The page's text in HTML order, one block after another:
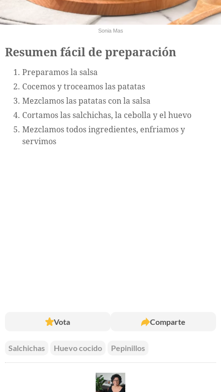
Sonia Mas
Resumen fácil de preparación
Preparamos la salsa
Cocemos y troceamos las patatas
Mezclamos las patatas con la salsa
Cortamos las salchichas, la cebolla y el huevo
Mezclamos todos ingredientes, enfriamos y
servimos
Vota Comparte
Salchichas Huevo cocido Pepinillos